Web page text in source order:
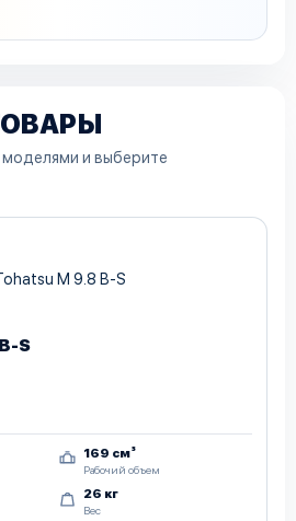
и выберите
S
169 см³
Рабочий объем
26 кг
Вес